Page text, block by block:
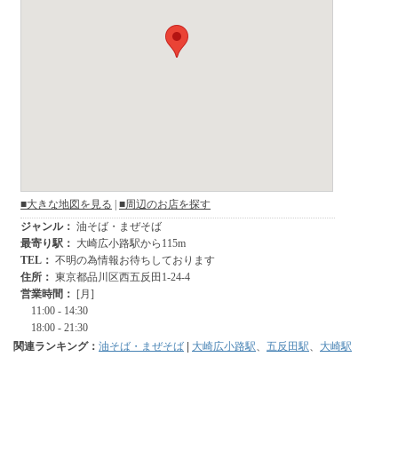
関連ランキング： 油そば・まぜそば 大崎広小路駅、 五反田駅、 大崎駅